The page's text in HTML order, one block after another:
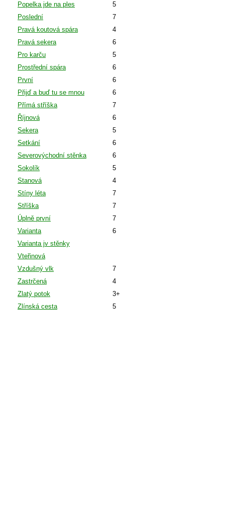
Popelka jde na ples
5
Poslední
7
Pravá koutová spára
4
Pravá sekera
6
Pro karču
5
Prostřední spára
6
První
6
Přijď a buď tu se mnou
6
Přímá stříška
7
Říjnová
6
Sekera
5
Setkání
6
Severovýchodní stěnka
6
Sokolík
5
Stanová
4
Stíny léta
7
Stříška
7
Úplně první
7
Varianta
6
Varianta jv stěnky
Vteřinová
Vzdušný vlk
7
Zastrčená
4
Zlatý potok
3+
Zlínská cesta
5